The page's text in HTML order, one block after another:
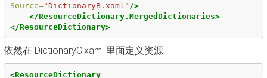
Source="DictionaryB.xaml" />
</ResourceDictionary.MergedDictionaries>
</ResourceDictionary>
依然在 DictionaryC.xaml 里面定义资源
<ResourceDictionary